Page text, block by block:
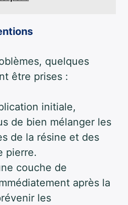
quelques
être prises :
initiale,
de bien mélanger les
de la résine et des
pierre.
couche de
après la
les